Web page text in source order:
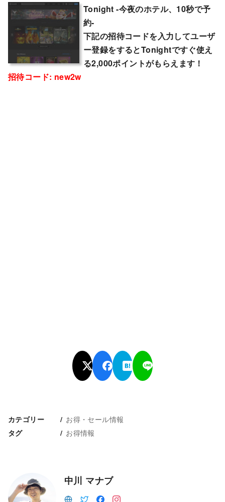
Tonight -今夜のホテル、10秒で予
約-
下記の招待コードを入力してユーザ
ー登録をするとTonightですぐ使え
る2,000ポイントがもらえます！
招待コード: new2w
カテゴリー お得・セール情報
タグ お得情報
中川 マナブ